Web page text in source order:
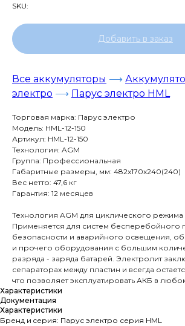
SKU:
Добавить в заказ
Все аккумуляторы ⟶
электро ⟶ Парус электро HML
Торговая марка: Парус электро
Модель: HML-12-150
Артикул: HML-12-150
Технология: AGM
Группа: Профессиональная
Габаритные размеры, мм: 482x170x240(240)
Вес нетто: 47,6 кг
Гарантия: 12 месяцев
Технология AGM для циклического режима
Применяется для систем бесперебойного
безопасности и аварийного освещения,
и прочего оборудования с большим
разряда - заряда батарей. Электролит
сепараторах между пластин и всегда
что позволяет эксплуатировать АКБ в
Характеристики
Документация
Характеристики
Бренд и cерия: Парус электро серия HML